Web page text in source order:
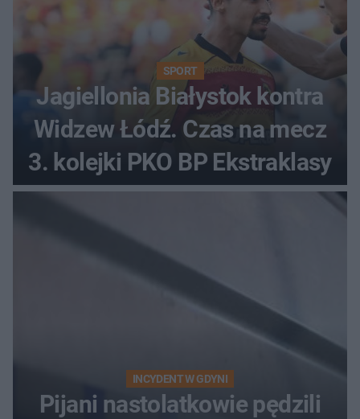
SPORT
Jagiellonia Białystok kontra
Widzew Łódź. Czas na mecz
3. kolejki PKO BP Ekstraklasy
INCYDENT W GDYNI
Pijani nastolatkowie pędzili